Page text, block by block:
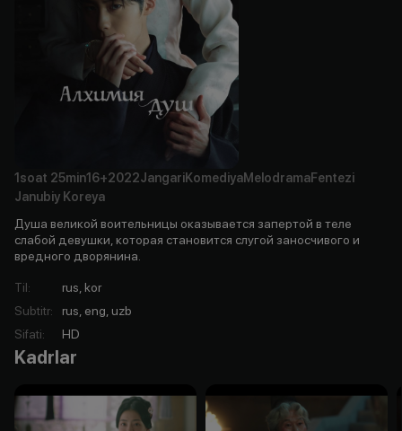
1soat 25min16+2022JangariKomediyaMelodramaFentezi
Janubiy Koreya
Душа великой воительницы оказывается запертой в теле
слабой девушки, которая становится слугой заносчивого и
вредного дворянина.
Til:
rus, kor
Subtitr:
rus, eng, uzb
Sifati: HD
Kadrlar